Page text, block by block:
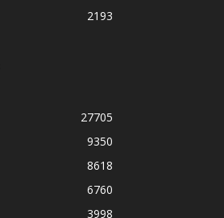
2193
27705
9350
8618
6760
3998